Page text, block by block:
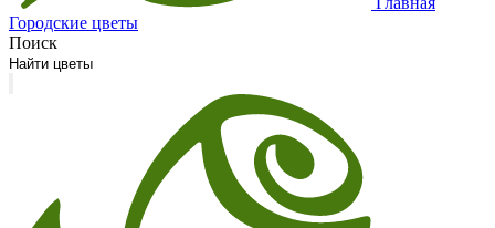
Городские цветы
Поиск